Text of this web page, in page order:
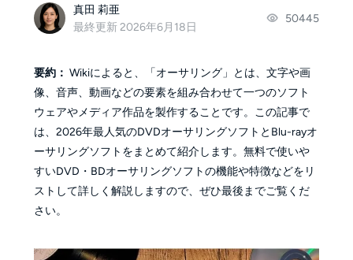
真田 莉亜
最終更新 2026年6月18日
50445
要約： Wikiによると、「オーサリング」とは、文字や画
像、音声、動画などの要素を組み合わせて一つのソフト
ウェアやメディア作品を製作することです。この記事で
は、2026年最人気のDVDオーサリングソフトとBlu-rayオ
ーサリングソフトをまとめて紹介します。無料で使いや
すいDVD・BDオーサリングソフトの機能や特徴などをリ
ストして詳しく解説しますので、ぜひ最後までご覧くだ
さい。